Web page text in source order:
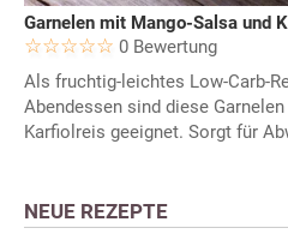
Garnelen mit Mango-Salsa und
0 Bewertung
Als fruchtig-leichtes Low-Carb-
Abendessen sind diese
Karfiolreis geeignet. Sorgt für
NEUE REZEPTE